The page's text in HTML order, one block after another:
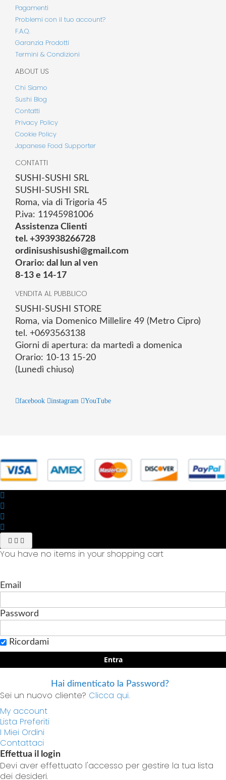
Pagamenti
Problemi con il tuo account?
F.A.Q.
Garanzia Prodotti
Termini & Condizioni
ABOUT US
Chi Siamo
Sushi Blog
Contatti
Privacy Policy
Cookie Policy
Japanese Food Supporter
CONTATTI
SUSHI-SUSHI SRL
SUSHI-SUSHI SRL
Roma, via di Trigoria 45
P.iva: 11945981006
Assistenza Clienti
tel. +393938266728
ordinisushisushi@gmail.com
Orario: dal lun al ven
8-13 e 14-17
VENDITA AL PUBBLICO
SUSHI-SUSHI STORE
Roma, via Domenico Millelire 49 (Metro Cipro)
tel. +0693563138
Giorni di apertura: da martedì a domenica
Orario: 10-13 15-20
(Lunedì chiuso)
facebook instagram YouTube
You have no items in your shopping cart
Email
Password
Ricordami
Entra
Hai dimenticato la Password?
Sei un nuovo cliente? Clicca qui.
My account
Lista Preferiti
I Miei Ordini
Contattaci
Effettua il login
Devi aver effettuato l'accesso per gestire la tua lista
dei desideri.